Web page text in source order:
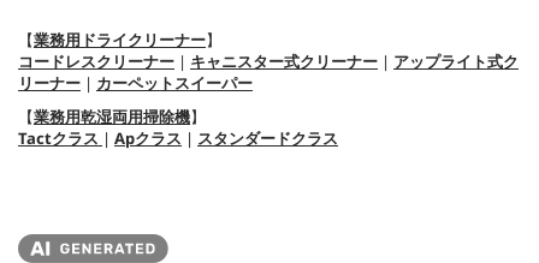
【業務用ドライクリーナー】
コードレスクリーナー | キャニスター式クリーナー | アップライト式ク
リーナー | カーペットスイーパー
【業務用乾湿両用掃除機】
Tactクラス | Apクラス | スタンダードクラス